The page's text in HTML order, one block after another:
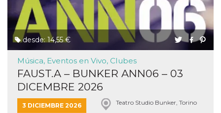
desde: 14,55 €
Música, Eventos en Vivo, Clubes
FAUST.A – BUNKER ANN06 – 03
DICEMBRE 2026
3 DICIEMBRE 2026 Teatro Studio Bunker, Torino